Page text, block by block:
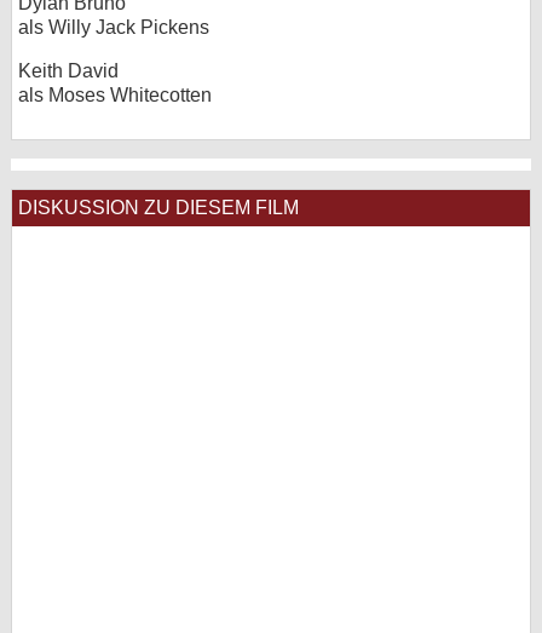
als Willy Jack Pickens
Keith David
als Moses Whitecotten
DISKUSSION ZU DIESEM FILM